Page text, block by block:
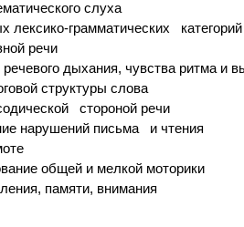
слуха
лексико-грамматических категорий
речи
дыхания, чувства ритма и
структуры слова
стороной речи
нарушений письма и чтения
общей и мелкой моторики
памяти, внимания